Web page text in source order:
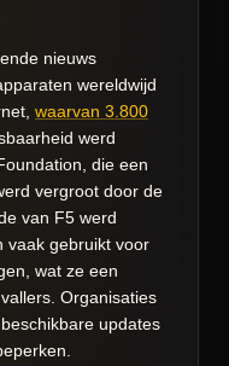
nieuws
wereldwijd
waarvan 3.800
werd
die een
vergroot door de
van F5 werd
vaak gebruikt voor
wat ze een
Organisaties
updates